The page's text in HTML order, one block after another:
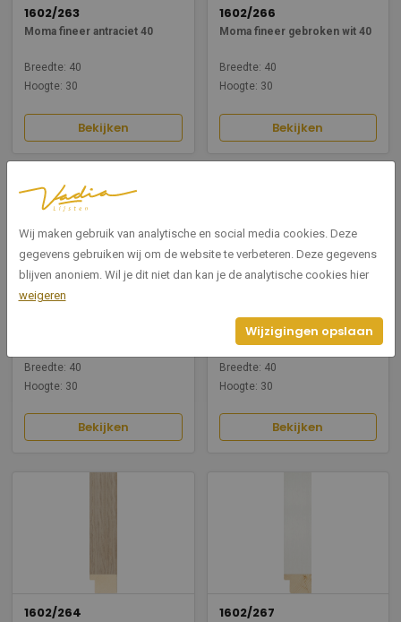
1602/263
Moma fineer antraciet 40
Breedte: 40
Hoogte: 30
Bekijken
1602/266
Moma fineer gebroken wit 40
Breedte: 40
Hoogte: 30
Bekijken
Breedte: 40
Hoogte: 30
Bekijken
Moma fineer lichtbruin 40
Breedte: 40
Hoogte: 30
Bekijken
1602/264 1602/267
Wij maken gebruik van analytische en social media cookies. Deze
gegevens gebruiken wij om de website te verbeteren. Deze gegevens
blijven anoniem. Wil je dit niet dan kan je de analytische cookies hier
weigeren
Wijzigingen opslaan